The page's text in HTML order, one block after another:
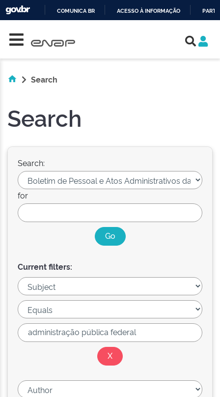
COMUNICA BR ACESSO À INFORMAÇÃO
Search
Search
Search:
for
Current filters: